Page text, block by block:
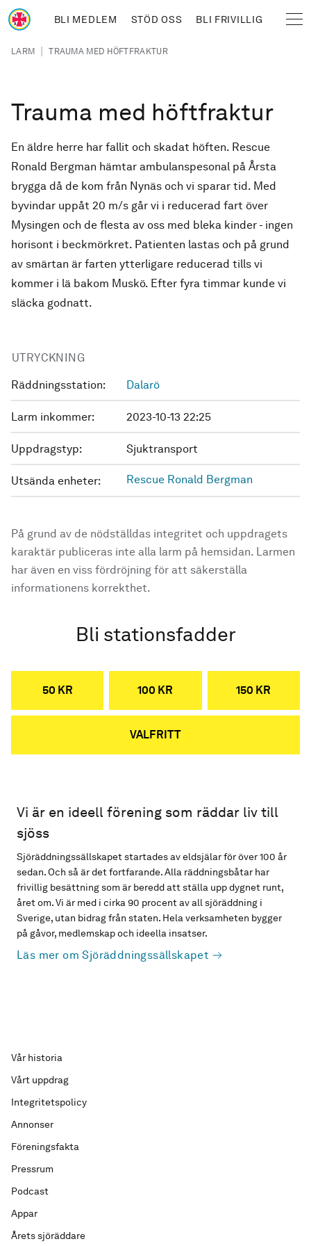
Hoppa till huvudinnehåll
BLI MEDLEM STÖD OSS BLI FRIVILLIG
Länkstig
LARM | TRAUMA MED HÖFTFRAKTUR
Trauma med höftfraktur
En äldre herre har fallit och skadat höften. Rescue
Ronald Bergman hämtar ambulanspesonal på Årsta
brygga då de kom från Nynäs och vi sparar tid. Med
byvindar uppåt 20 m/s går vi i reducerad fart över
Mysingen och de flesta av oss med bleka kinder - ingen
horisont i beckmörkret. Patienten lastas och på grund
av smärtan är farten ytterligare reducerad tills vi
kommer i lä bakom Muskö. Efter fyra timmar kunde vi
släcka godnatt.
UTRYCKNING
Räddningsstation: Dalarö
Larm inkommer: 2023-10-13 22:25
Uppdragstyp: Sjuktransport
Utsända enheter: Rescue Ronald Bergman
På grund av de nödställdas integritet och uppdragets
karaktär publiceras inte alla larm på hemsidan. Larmen
har även en viss fördröjning för att säkerställa
informationens korrekthet.
Bli stationsfadder
50 KR 100 KR 150 KR
VALFRITT
Vi är en ideell förening som räddar liv till
sjöss
Sjöräddningssällskapet startades av eldsjälar för över 100 år
sedan. Och så är det fortfarande. Alla räddningsbåtar har
frivillig besättning som är beredd att ställa upp dygnet runt,
året om. Vi är med i cirka 90 procent av all sjöräddning i
Sverige, utan bidrag från staten. Hela verksamheten bygger
på gåvor, medlemskap och ideella insatser.
Läs mer om Sjöräddningssällskapet
Vår historia
Vårt uppdrag
Integritetspolicy
Annonser
Föreningsfakta
Pressrum
Podcast
Appar
Årets sjöräddare